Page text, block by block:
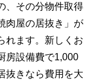
、その分物件取得
肉屋の居抜き」が
れます。新しくお
房設備費で1,000
抜きなら費用を大